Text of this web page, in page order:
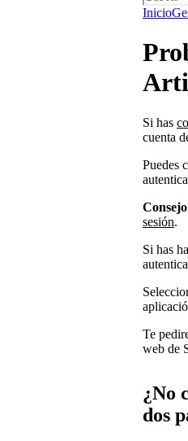
Inicio
Si has
cuenta
Puedes
sesión.
Si has
Te
web de
¿No
dos